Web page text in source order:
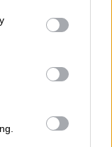
de
.
claro a las
y es el
la ministra.